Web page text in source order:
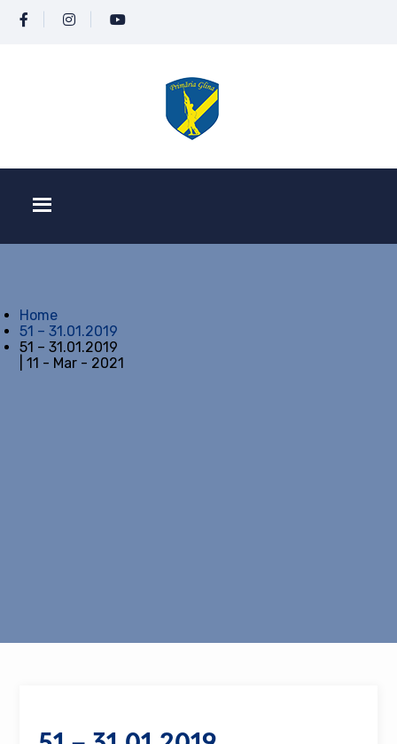
Home
51 – 31.01.2019
51 – 31.01.2019
| 11 - Mar - 2021